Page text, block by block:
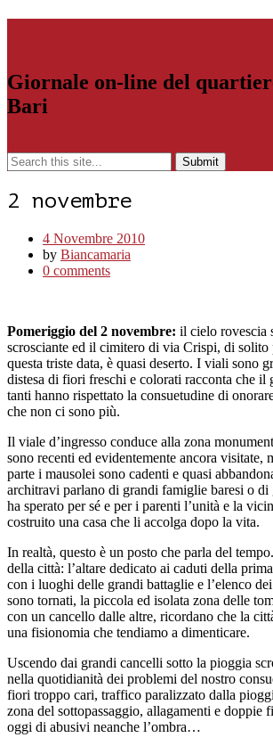
Giornale on-line del
Bari
2 novembre
4 Novembre 2010
by Biancamaria
0 comments
Pomeriggio del 2 novembre: il cielo rovescia
scrosciante ed il cimitero di via Crispi, di solito
questa triste data, è quasi deserto. I viali sono
distesa di fiori freschi e colorati racconta che il
tanti hanno rispettato la consuetudine di
che non ci sono più.
Il viale d’ingresso conduce alla zona
sono recenti ed evidentemente ancora visitate,
parte i mausolei sono cadenti e quasi
architravi parlano di grandi famiglie baresi o di
ha sperato per sé e per i parenti l’unità e la
costruito una casa che li accolga dopo la vita.
In realtà, questo è un posto che parla del
della città: l’altare dedicato ai caduti della
con i luoghi delle grandi battaglie e l’elenco
sono tornati, la piccola ed isolata zona delle
con un cancello dalle altre, ricordano che la
una fisionomia che tendiamo a dimenticare.
Uscendo dai grandi cancelli sotto la pioggia
nella quotidianità dei problemi del nostro
fiori troppo cari, traffico paralizzato dalla
zona del sottopassaggio, allagamenti e doppie
oggi di abusivi neanche l’ombra…